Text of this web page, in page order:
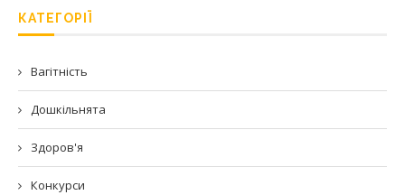
КАТЕГОРІЇ
Вагітність
Дошкільнята
Здоров'я
Конкурси